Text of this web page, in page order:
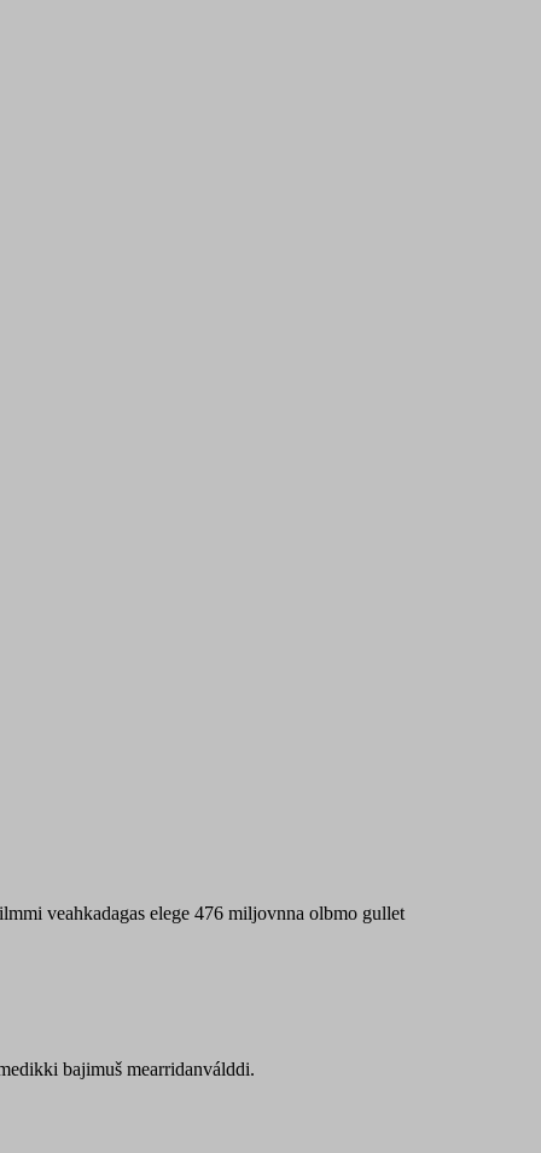
veahkadagas elege 476 miljovnna olbmo gullet
bajimuš mearridanválddi.